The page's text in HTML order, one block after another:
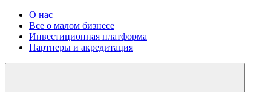
О нас
Все о малом бизнесе
Инвестиционная платформа
Партнеры и акредитация